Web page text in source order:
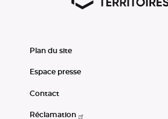
Plan du site
Espace presse
Contact
Réclamation